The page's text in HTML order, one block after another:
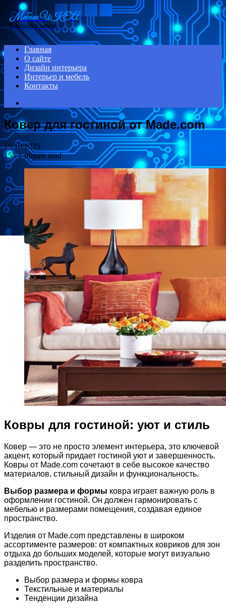
Menu
Мебель ИКЕА
Интерьер и мебель
Главная
О сайте
Дизайн интерьера
Интерьер и мебель
Контакты
for
Ковер для гостиной от Made.com
19.10.2025
1551 minute read
Ковры для гостиной: уют и стиль
Ковер — это не просто элемент интерьера, это ключевой
акцент, который придает гостиной уют и завершенность.
Ковры от Made.com сочетают в себе высокое качество
материалов, стильный дизайн и функциональность.
Выбор размера и формы ковра играет важную роль в
оформлении гостиной. Он должен гармонировать с
мебелью и размерами помещения, создавая единое
пространство.
Изделия от Made.com представлены в широком
ассортименте размеров: от компактных ковриков для зон
отдыха до больших моделей, которые могут визуально
разделить пространство.
Выбор размера и формы ковра
Текстильные и материалы
Тенденции дизайна